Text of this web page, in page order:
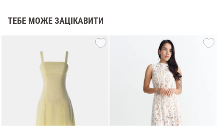
ТЕБЕ МОЖЕ ЗАЦІКАВИТИ